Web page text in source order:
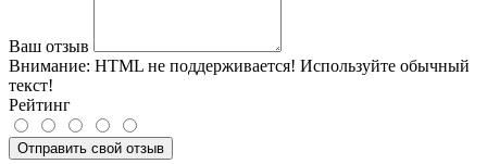
Ваш отзыв
Внимание: HTML не поддерживается! Используйте обычный
текст!
Рейтинг
Отправить свой отзыв